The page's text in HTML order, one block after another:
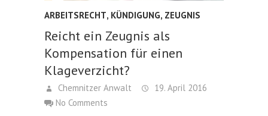
ARBEITSRECHT, KÜNDIGUNG, ZEUGNIS
Reicht ein Zeugnis als
Kompensation für einen
Klageverzicht?
Chemnitzer Anwalt
19. April 2016
No Comments